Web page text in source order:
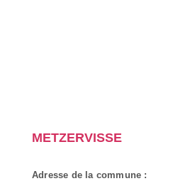
METZERVISSE
Adresse de la commune :